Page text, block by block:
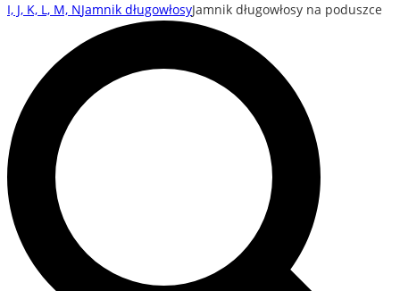
I, J, K, L, M, NJamnik długowłosyJamnik długowłosy na poduszce